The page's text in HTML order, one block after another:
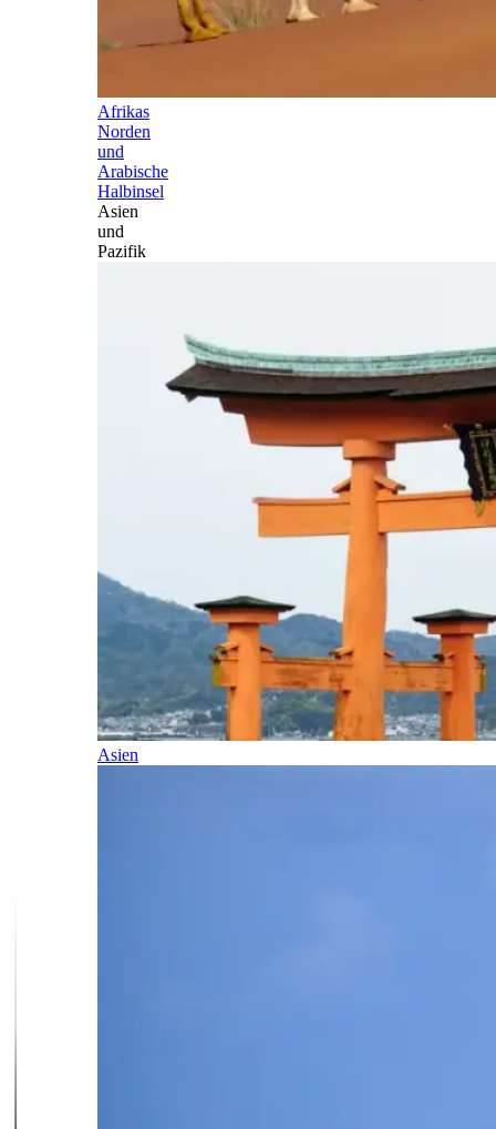
Afrikas
Norden
und
Arabische
Halbinsel
Asien
und
Pazifik
Asien